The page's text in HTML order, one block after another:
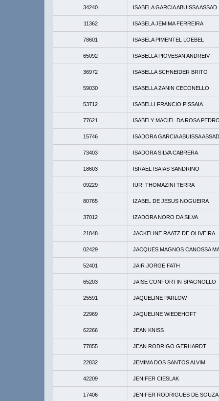
34240 ISABELA GARCIA ABUISSA ASSAD
11362 ISABELA JEMIMA FERREIRA
78601 ISABELA PIMENTEL LOEBEL
65092 ISABELLA PIOVESAN ANDREIV
36972 ISABELLA SCHNEIDER BRITO
59030 ISABELLA ZANIN CECONELLO
53712 ISABELLI FRANCIO PISSAIA
77621 ISABELY MACIEL DA ROSA
15746 ISADORA GARCIA ABUISSA ASSAD
73403 ISADORA SILVA CABRERA
18603 ISRAEL ISAIAS SANDRINO
09229 IURI THOMAZINI TERRA
80765 IZABEL DE JESUS NOGUEIRA
37012 IZADORA NORO DA SILVA
21848 JACKELINE RAATZ DE OLIVEIRA
02429 JACQUES MAGNOS CANOSSA
52401 JAIR JORGE FATH
65203 JAISE CONFORTIN SPAGNOLLO
25591 JAQUELINE PARLOW
22969 JAQUELINE WIEDEHOFT
62266 JEAN KNISS
77855 JEAN RODRIGO GERHARDT
22832 JEMIMA DOS SANTOS ALVIM
42209 JENIFER CIESLAK
17406 JENIFER RODRIGUES DE SOUZA